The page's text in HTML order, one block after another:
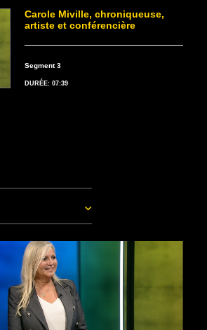
Carole Miville, chroniqueuse,
artiste et conférencière
Segment 3
DURÉE: 07:39